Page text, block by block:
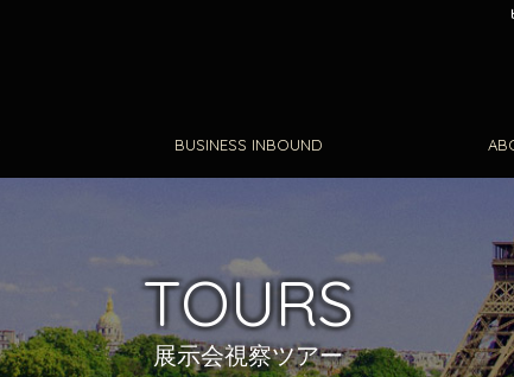
BUSINESS INBOUND
TOURS
展示会視察ツアー